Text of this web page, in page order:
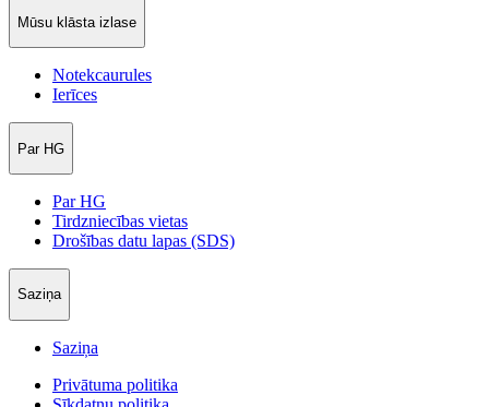
Mūsu klāsta izlase
Notekcaurules
Ierīces
Par HG
Par HG
Tirdzniecības vietas
Drošības datu lapas (SDS)
Saziņa
Saziņa
Privātuma politika